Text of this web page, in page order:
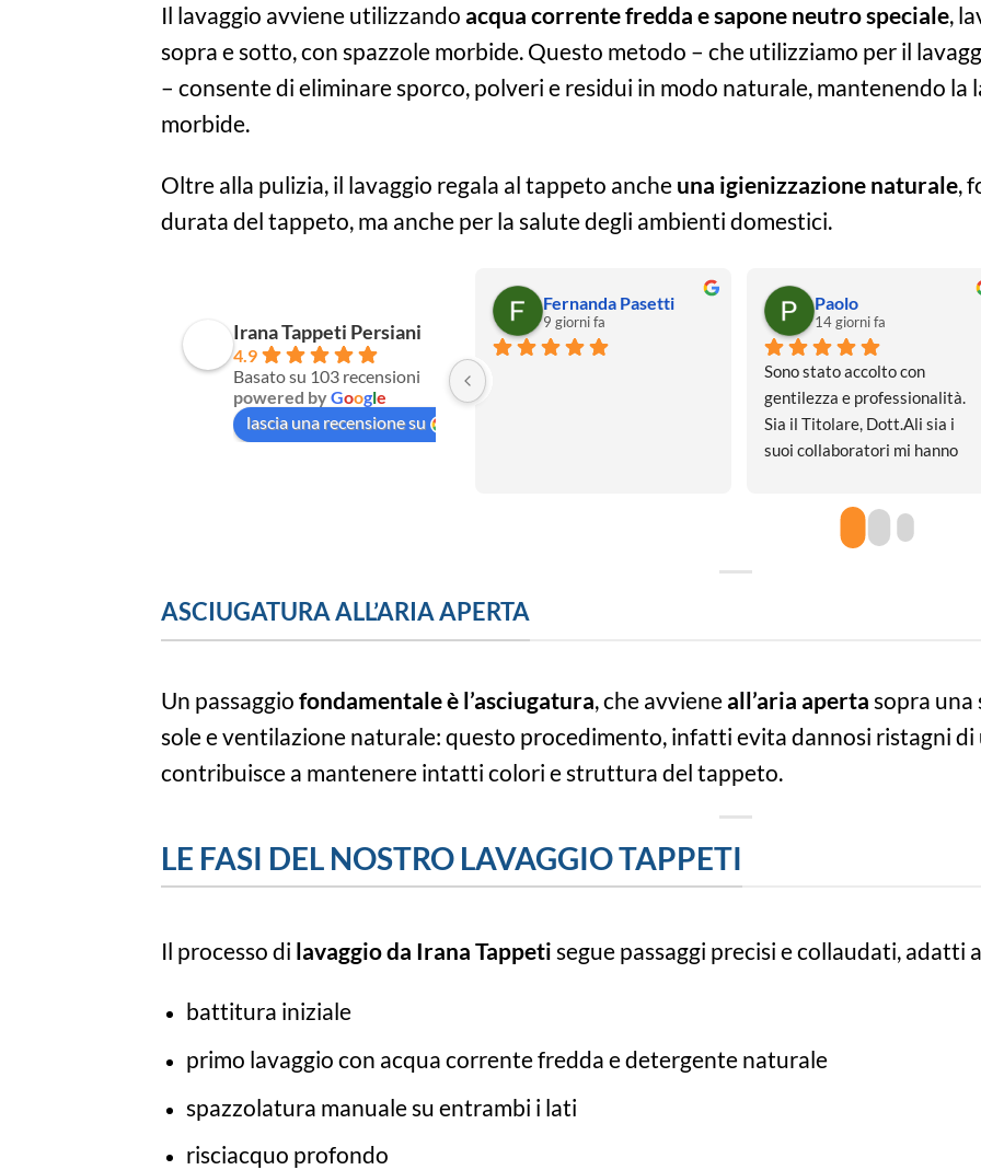
Il lavaggio avviene utilizzando acqua corrente fredda e sapone neutro speciale,
sopra e sotto, con spazzole morbide. Questo metodo – che utilizziamo per il
– consente di eliminare sporco, polveri e residui in modo naturale, mantenendo la
morbide.
Oltre alla pulizia, il lavaggio regala al tappeto anche una igienizzazione naturale,
durata del tappeto, ma anche per la salute degli ambienti domestici.
Irana Tappeti Persiani
4.9
Basato su 103 recensioni
powered byGoogle
lascia una recensione su
Fernanda Pasetti
9 giorni fa
Paolo
14 giorni fa
Sono stato accolto con
gentilezza e professionalità.
Sia il Titolare, Dott.Ali sia i
suoi collaboratori mi hanno
la sua lavorazione e la
del mio acquisto!!! Grazie!
ASCIUGATURA ALL’ARIA APERTA
Un passaggio fondamentale è l’asciugatura, che avvieneall’aria aperta sopra
sole e ventilazione naturale: questo procedimento, infatti evita dannosi ristagni
contribuisce a mantenere intatti colori e struttura del tappeto.
LE FASI DEL NOSTRO LAVAGGIO TAPPETI
Il processo di lavaggio da Irana Tappeti segue passaggi precisi e collaudati, adatti
battitura iniziale
primo lavaggio con acqua corrente fredda e detergente naturale
spazzolatura manuale su entrambi i lati
risciacquo profondo